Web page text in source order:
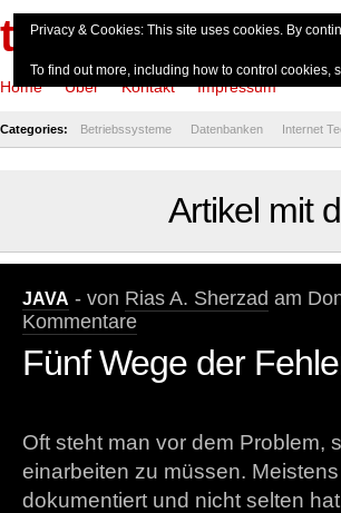
theserverside.de
Home Über Kontakt Impressum
Categories: Betriebssysteme Datenbanken Internet
Artikel mit
JAVA - von Rias A. Sherzad am
Kommentare
Fünf Wege der
Oft steht man vor dem Problem,
einarbeiten zu müssen.
dokumentiert und nicht selten
Privacy & Cookies: This site uses cookies. By
To find out more, including how to control cookies,